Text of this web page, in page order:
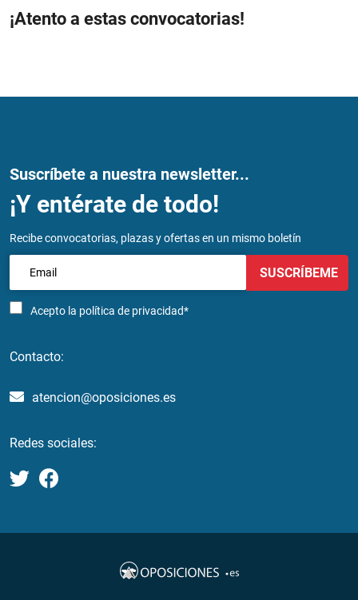
¡Atento a estas convocatorias!
Suscríbete a nuestra newsletter...
¡Y entérate de todo!
Recibe convocatorias, plazas y ofertas en un mismo boletín
Acepto la política de privacidad*
SUSCRÍBEME
Contacto:
atencion@oposiciones.es
Redes sociales: